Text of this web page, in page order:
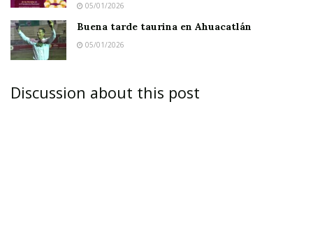
05/01/2026
Buena tarde taurina en Ahuacatlán
05/01/2026
Discussion about this post